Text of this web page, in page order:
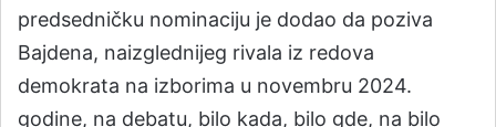
predsedničku nominaciju je dodao da poziva
Bajdena, naizglednijeg rivala iz redova
demokrata na izborima u novembru 2024.
godine, na debatu, bilo kada, bilo gde, na bilo